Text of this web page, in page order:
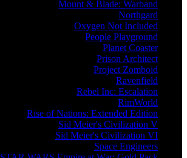
Mount & Blade: Warband
Northgard
Oxygen Not Included
People Playground
Planet Coaster
Prison Architect
Project Zomboid
Ravenfield
Rebel Inc: Escalation
RimWorld
Rise of Nations: Extended Edition
Sid Meier's Civilization V
Sid Meier's Civilization VI
Space Engineers